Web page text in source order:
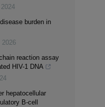
2024
burden in
2026
reaction assay
HIV-1 DNA
hepatocellular
B-cell